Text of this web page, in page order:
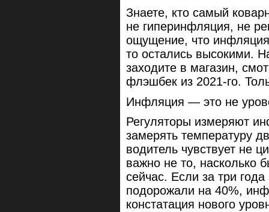
Знаете, кто самый
не гиперинфляция, не
ощущение, что
то остались высокими.
заходите в магазин,
флэшбек из 2021-го.
Инфляция — это не
Регуляторы измеряют
замерять температуру
водитель чувствует не
важно не то, насколько
сейчас. Если за три
подорожали на 40%,
констатация нового